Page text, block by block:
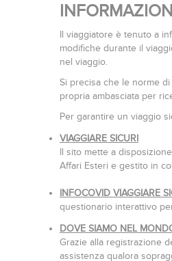
Il viaggiatore è tenuto a
modifiche durante il
nel viaggio.
Si precisa che le norme
propria ambasciata per
Per garantire un viaggio
VIAGGIARE SICURI
Il sito mette a
Affari Esteri e gestito in
INFOCOVID VIAGGIARE
questionario interattivo
DOVE SIAMO NEL
Grazie alla registrazione
assistenza qualora